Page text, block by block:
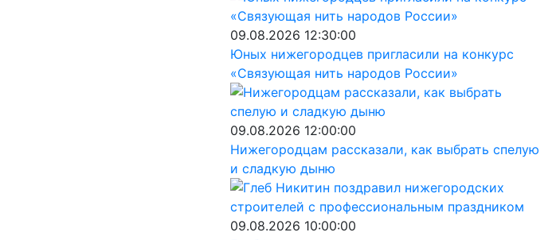
09.08.2026 12:30:00
Юных нижегородцев пригласили на конкурс
«Связующая нить народов России»
09.08.2026 12:00:00
Нижегородцам рассказали, как выбрать спелую
и сладкую дыню
09.08.2026 10:00:00